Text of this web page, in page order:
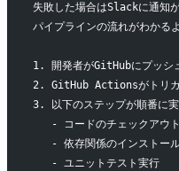
失敗した場合はSlackに通知
パイプラインの流れがわかる
1. 開発者がGitHubにプッシ
2. GitHub Actionsがトリガ
3. 以下のステップが順番に
   - コードのチェックアウト
- 依存関係のインストー
   - ユニットテスト実行